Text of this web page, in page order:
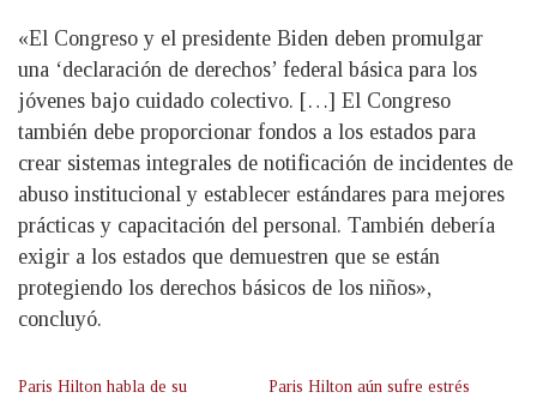
«El Congreso y el presidente Biden deben promulgar
una ‘declaración de derechos’ federal básica para los
jóvenes bajo cuidado colectivo. […] El Congreso
también debe proporcionar fondos a los estados para
crear sistemas integrales de notificación de incidentes de
abuso institucional y establecer estándares para mejores
prácticas y capacitación del personal. También debería
exigir a los estados que demuestren que se están
protegiendo los derechos básicos de los niños»,
concluyó.
Paris Hilton habla de su
Paris Hilton aún sufre estrés